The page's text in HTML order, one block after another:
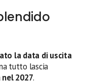
la data di uscita
tutto lascia
nel 2027.